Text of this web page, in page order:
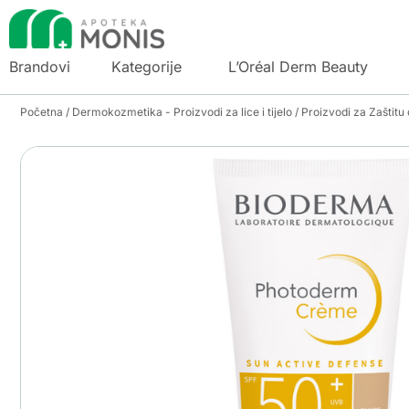
Brandovi Kategorije L’Oréal Derm Beauty
Početna / Dermokozmetika - Proizvodi za lice i tijelo / Proizvodi za Zaštitu